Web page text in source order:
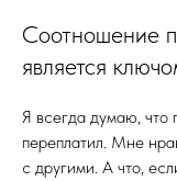
Соотношение
является
Я всегда думаю, что
переплатил. Мне
с другими. А что,